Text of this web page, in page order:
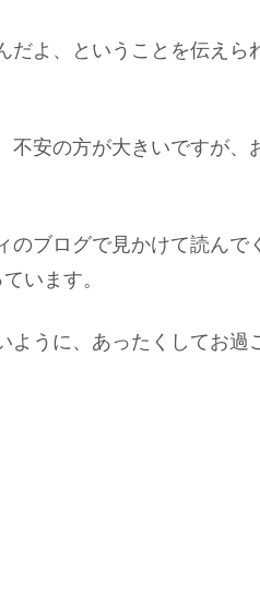
だよ、ということを伝えら
不安の方が大きいですが、
ブログで見かけて読んで
います。
ように、あったくしてお過